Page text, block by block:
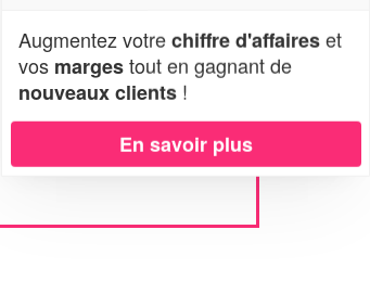
LEVASSEUR KATIA
76210 Lanquetot
Augmentez votrechiffre d'affaireset
vos margestout en gagnant de
nouveaux clients !
En savoir plus